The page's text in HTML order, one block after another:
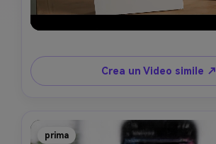
Crea un Video simile ↗
prima